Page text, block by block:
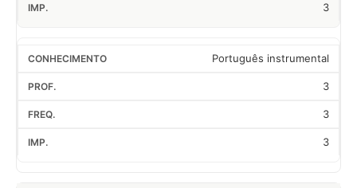
3
Português instrumental
3
3
3